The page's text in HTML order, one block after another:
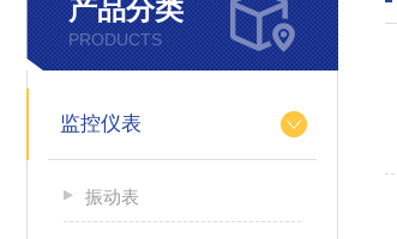
产品分类
PRODUCTS
监控仪表
振动表